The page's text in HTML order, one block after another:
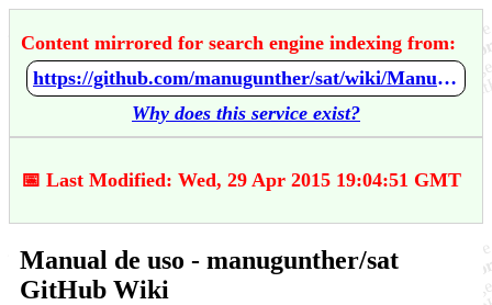
Content mirrored for search engine indexing from:
https://github.com/manugunther/sat/wiki/Manual-de-uso
Why does this service exist?
📅 Last Modified: Wed, 29 Apr 2015 19:04:51 GMT
Manual de uso - manugunther/sat
GitHub Wiki